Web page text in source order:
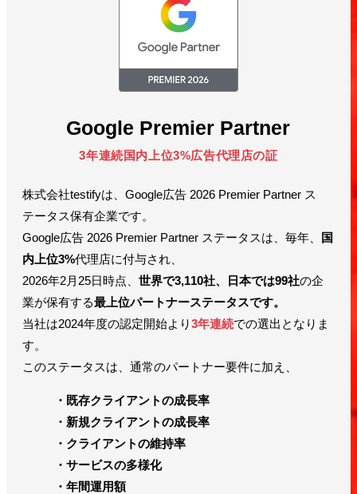
Google Premier Partner
3年連続国内上位3%広告代理店の証
株式会社testifyは、Google広告 2026 Premier Partner ス
テータス保有企業です。
Google広告 2026 Premier Partner ステータスは、毎年、
国
内上位3%代理店に付与され、
2026年2月25日時点、 世界で3,110社、日本では99社の企
業が保有する最上位パートナーステータスです。
当社は2024年度の認定開始より3年連続での選出となりま
す。
このステータスは、通常のパートナー要件に加え、
・既存クライアントの成長率
・新規クライアントの成長率
・クライアントの維持率
・サービスの多様化
・年間運用額